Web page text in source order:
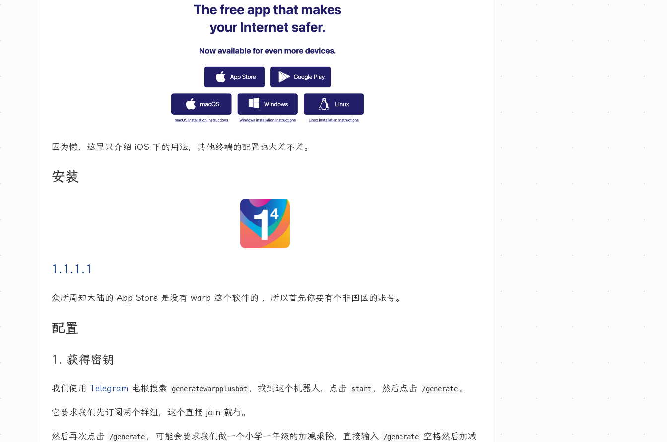
因为懒，这里只介绍 iOS 下的用法，其他终端的配置也大差不差。
安装
‎1.1.1.1
众所周知大陆的 App Store 是没有 warp 这个软件的 ，所以首先你要有个非国区的账号。
配置
1. 获得密钥
我们使用 Telegram 电报搜索 generatewarpplusbot ，找到这个机器人，点击 start ，然后点击 /generate 。
它要求我们先订阅两个群组，这个直接 join 就行。
然后再次点击 /generate ，可能会要求我们做一个小学一年级的加减乘除，直接输入 /generate
空格然后加减